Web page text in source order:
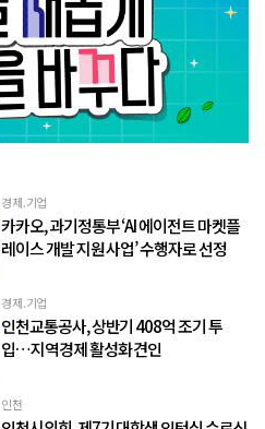
경제.기업
카카오, 과기정통부 ‘AI 에이전트 마켓플
레이스 개발 지원 사업’ 수행자로 선정
경제.기업
인천교통공사, 상반기 408억 조기 투
입…지역경제 활성화 견인
인천